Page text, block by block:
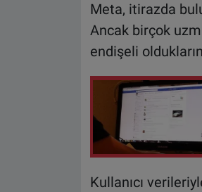
Meta, itirazda
Ancak birçok
endişeli
Kullanıcı